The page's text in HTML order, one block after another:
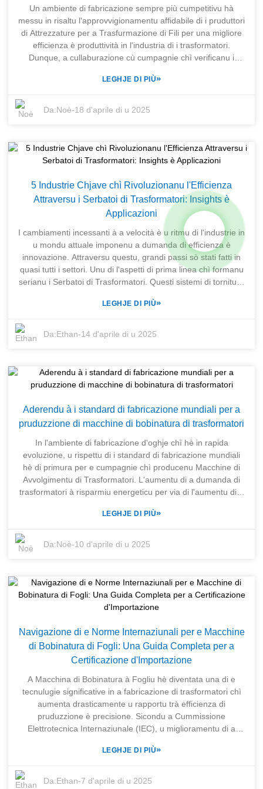
produttore di macchine per a fabricazione di trasformatori,
TRIHOPE ùn si fermerà mai à purtà stu settore u più
impurtante à u prossimu livellu per chì i pruduttori diventinu
sempre più cumpetitivi.
Un ambiente di fabricazione sempre più cumpetitivu hà
messu in risaltu l'approvvigionamentu affidabile di i pruduttori
di Attrezzature per a Trasfurmazione di Fili per una migliore
efficienza è produttività in l'industria di i trasformatori.
Dunque, a cullaburazione cù cumpagnie chì verificanu i
adattate à richieste specifiche hè diventata una priorità. Cù
pruduttore ghjustu, chì funziona perfettamente cù l'ubbiettivi
cummerciali di u vostru stabilimentu di fabricazione mentre
capisce a lotta chì e fabbriche di trasformatori anu per
ghjunghje à apparecchiature di alta qualità. Fundata in u
esigenze di fabricazione di trasformatori. Hà una varietà di
cumpagnie surelle di u gruppu impegnate in a fabricazione.
In cullaburazione cù SENERGE Electric Equipment Co., Ltd.,
un espertu in varie apparecchiature di fabricazione di
trasformatori, vi assicuremu apparecchiature affidabili per a
trasfurmazione di fili chì sò conformi à i più alti standard di
l'industria è facilitanu l'ottimisazione di i prucessi di
pruduzzione di i nostri clienti.
LEGHJE DI PIÙ»
Da:Noè-18 d'aprile di u 2025
5 Industrie Chjave chì Rivoluzionanu l'Efficienza
Attraversu i Serbatoi di Trasformatori: Insights è
Applicazioni
I cambiamenti incessanti à a velocità è u ritmu di l'industrie in
u mondu attuale imponenu a dumanda di efficienza è
innovazione. Attraversu questu, grandi passi sò stati fatti in
quasi tutti i settori. Unu di l'aspetti di prima linea chì formanu
serianu i Serbatoi di Trasformatori. Questi sistemi di tornitura
micca solu in termini di applicazioni, ma ancu in termini di
immergemu in e prime cinque industrie chì trasformanu
l'efficienza cù i Serbatoi di Trasformatori, simu pronti à
riducenu i costi è infine aumentanu a produttività. In
SHANGHAI TRIHOPE CO., LTD. chì hè stata creata in u
trasfurmazione furnendu à e fabbriche di trasformatori un kit
cumpletu di apparecchiature di fabricazione. A cumpagnia, in
cullaburazione cù M/s SENERGE Electric Equipment Co.,
Ltd., offre una cumpetenza senza paragone in u sviluppu è a
fabricazione di apparecchiature di fabricazione di
trasformatori assortiti. In a nostra ulteriore discussione di i
Serbatoi di Trasformatori, metteremu ancu in evidenza cumu
a nostra ricerca di qualità è innovazione si inserisce in
operativa.
LEGHJE DI PIÙ»
Da:Ethan-14 d'aprile di u 2025
Aderendu à i standard di fabricazione mundiali per a
pruduzzione di macchine di bobinatura di trasformatori
In l'ambiente di fabricazione d'oghje chì hè in rapida
evoluzione, u rispettu di i standard di fabricazione mundiali
hè di primura per e cumpagnie chì producenu Macchine di
Avvolgimentu di Trasformatori. L'aumentu di a dumanda di
trasformatori à risparmiu energeticu per via di l'aumentu di u
hè previstu di fà cresce significativamente stu settore. Un
mundiale di i trasformatori valerà 70,9 miliardi di dollari
CO., LTD., chì hè stata creata in u 2003, sapemu
l'impurtanza di rispettà standard cusì elevati in tutte e nostre
strutture di pruduzzione per e nostre macchine. Cù
Equipment Co., Ltd, chì hè specializata in tutti i tipi di
apparecchiature di fabricazione di trasformatori, simu ben
versati per offre a suluzione unica per e fabbriche di
trasformatori. Facemu in effetti Macchine di Avvolgimentu di
Trasformatori chì sò à parità cù tutti i standard di fabricazione
internaziunali è puderanu forse superà quelle di i nostri
cuncurrenti in un mercatu cumpetitivu.
LEGHJE DI PIÙ»
Da:Noè-10 d'aprile di u 2025
Navigazione di e Norme Internaziunali per e Macchine
di Bobinatura di Fogli: Una Guida Completa per a
Certificazione d'Importazione
A Macchina di Bobinatura à Fogliu hè diventata una di e
tecnulugie significative in a fabricazione di trasformatori chì
aumenta drasticamente u rapportu trà efficienza di
pruduzzione è precisione. Sicondu a Cummissione
Elettrotecnica Internaziunale (IEC), u miglioramentu di a
aumentà a qualità di a pruduzzione è à riduce i rifiuti durante
hè micca solu vantaghjosu, ma necessariu rispettà i standard
LEGHJE DI PIÙ»
Da:Ethan-7 d'aprile di u 2025